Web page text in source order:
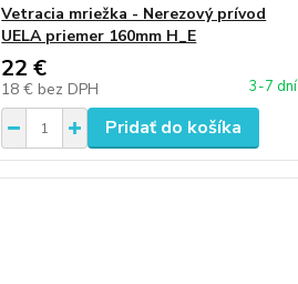
Vetracia mriežka - Nerezový prívod
UELA priemer 160mm H_E
22 €
18 € bez DPH 3-7 dní
Pridať do košíka